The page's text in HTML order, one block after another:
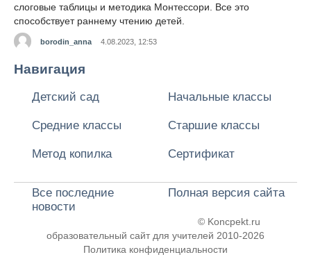
слоговые таблицы и методика Монтессори. Все это
способствует раннему чтению детей.
borodin_anna 4.08.2023, 12:53
Навигация
Детский сад Начальные классы
Средние классы Старшие классы
Метод копилка Сертификат
Все последние
новости
Полная версия сайта
© Koncpekt.ru
образовательный сайт для учителей 2010-2026
Политика конфиденциальности